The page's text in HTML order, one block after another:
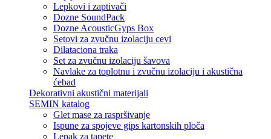
Lepkovi i zaptivači
Dozne SoundPack
Dozne AcousticGyps Box
Setovi za zvučnu izolaciju cevi
Dilataciona traka
Set za zvučnu izolaciju šavova
Navlake za toplotnu i zvučnu izolaciju i akustična
ćebad
Dekorativni akustični materijali
SEMIN katalog
Glet mase za raspršivanje
Ispune za spojeve gips kartonskih ploča
Lepak za tapete